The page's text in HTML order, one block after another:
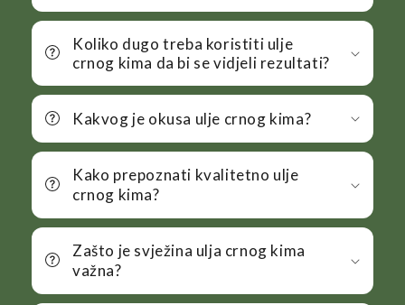
Koliko dugo treba koristiti ulje
crnog kima da bi se vidjeli rezultati?
Kakvog je okusa ulje crnog kima?
Kako prepoznati kvalitetno ulje
crnog kima?
Zašto je svježina ulja crnog kima
važna?